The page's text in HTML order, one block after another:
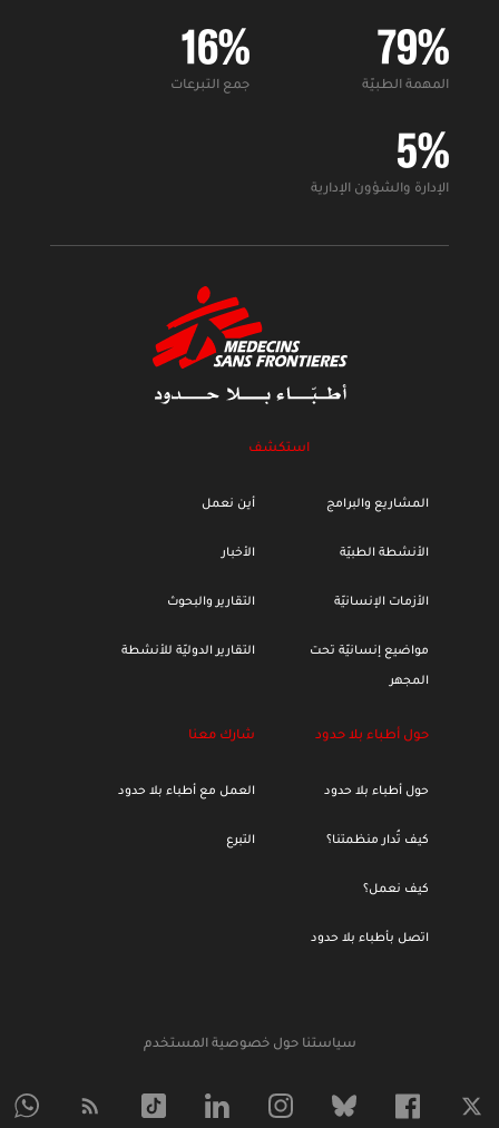
79%
المهمة الطبيّة
16%
جمع التبرعات
5%
الإدارة والشؤون الإدارية
استكشف
المشاريع والبرامج
الأنشطة الطبيّة
الأزمات الإنسانيّة
مواضيع إنسانيّة تحت
المجهر
أين نعمل
الأخبار
التقارير والبحوث
التقارير الدوليّة للأنشطة
حول أطباء بلا حدود
حول أطباء بلا حدود
كيف تُدار منظمتنا؟
كيف نعمل؟
اتصل بأطباء بلا حدود
شارك معنا
العمل مع أطباء بلا حدود
التبرع
سياستنا حول خصوصية المستخدم